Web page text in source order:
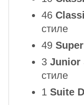
46
стиле
49
3 Junior
стиле
1 Suite